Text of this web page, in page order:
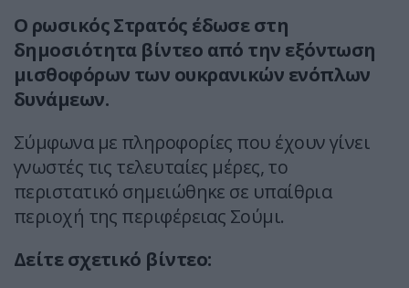
Ο ρωσικός Στρατός έδωσε στη
δημοσιότητα βίντεο από την εξόντωση
μισθοφόρων των ουκρανικών ενόπλων
δυνάμεων.
Σύμφωνα με πληροφορίες που έχουν γίνει
γνωστές τις τελευταίες μέρες, το
περιστατικό σημειώθηκε σε υπαίθρια
περιοχή της περιφέρειας Σούμι.
Δείτε σχετικό βίντεο: